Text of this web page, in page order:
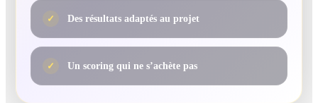
✓ Des résultats adaptés au projet
✓ Un scoring qui ne s’achète pas